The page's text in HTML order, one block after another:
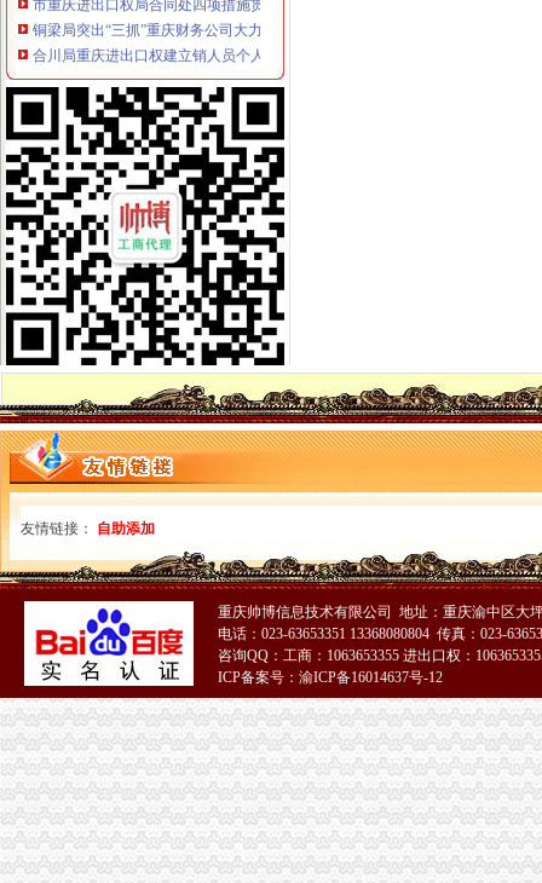
铜梁局突出“三抓”重庆财务公司大力发展农村经纪人
合川局重庆进出口权建立销人员个人信息库
永川局重庆代理报税推动工商转型出实招效果明显
永川局重庆发票申请严厉止利用震救灾名义发布商业广告
北碚局重庆进出口权建立两大制度 培育商标品牌发展
黔江局重庆代理记账四举措做好奥运期间网络安全管理
市重庆代账公司局企业处不断推出新举措认真落实整改措施
市重庆财务公司局财审处化审计工作 努力实现内部审计三大转变
市重庆财务公司审计局对工商系统相关工作给予积评价
经开园局重庆代理报税三项措施着力解决汽车消费投诉
武隆局四条措施贯彻落实全市重庆代理报税工商局长座谈会精
涪陵局五措并举认真贯彻落实全市重庆代账公司工商局长座谈会精
法制处重点抓好四项工作认真贯彻落实全市重庆发票申请工商局长座谈会精
主城片区文艺调演预赛取得圆满成功
奉节局结合实际认真达贯彻落实全市重庆进出口权工商局长会议精
我市商品房销售将实行建筑面积标价与套内建筑面积标价“双轨制”重庆发票申请
高新区局重庆发票申请四措并举化广告监管
市工商局从五个方面大力推进“商标富农”重庆代理报税工作
台商知名企业积参与成为经开区“守重”重庆代理记账工作新亮点
渝中局在学田湾市场举办“迎奥运食品安全管理消费者体验活动”重庆公司注销
丰都局重庆代账公司龙河所扎实开展户外广告专项整
铜梁局重庆公司注销四个方面抓好奥运期间安全稳定工作
涪陵局积开展奥运前30天出版物市重庆进出口权场集中清查行动
市重庆分公司注册局在沙坪坝区举办主城片区食品快速检测工作培训会
全市重庆分公司注册工商系统把学习贯彻市委全委会精落实到工作平台
万州局从七个方面服务“500亿万州”重庆分公司注册建设
万州局重庆发票申请从三方面加拍卖业监管
沙坪坝局重庆代理记账三项措施抓好办案查处工作 促进十大重点目标工作平衡
梁平局重庆公司注销积开展民共建活动
市局机关举行"迎奥运、庆八一，转业复员人拓展训练”重庆进出口权活动
市重庆代账公司工商局立足部门职能五措并举确保奥运期间及下半年安全生产
璧山局重庆财务公司为该县届农民工艺术节暨企业文艺调演献实招
黔江局“三优化”重庆进出口权助推非公经济发展
江北局重庆财务公司发挥合同监管作用促进合同监管关口前移
友情链接： 自助添加
重庆帅博信息技术有限公司 地址：重庆渝中区大
电话：023-63653351 13368080804 传真：023-
咨询QQ：工商：1063653355 进出口权：
ICP备案号：渝ICP备16014637号-12